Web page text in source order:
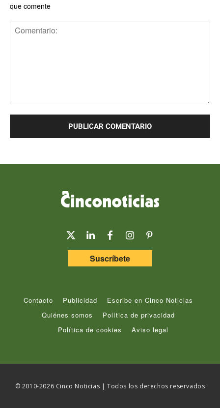
que comente
Suscríbete
Contacto Publicidad
Escribe en Cinco Noticias
Quiénes somos
Política de privacidad
Política de cookies
Aviso legal
© 2010-2026 Cinco Noticias | Todos los derechos reservados